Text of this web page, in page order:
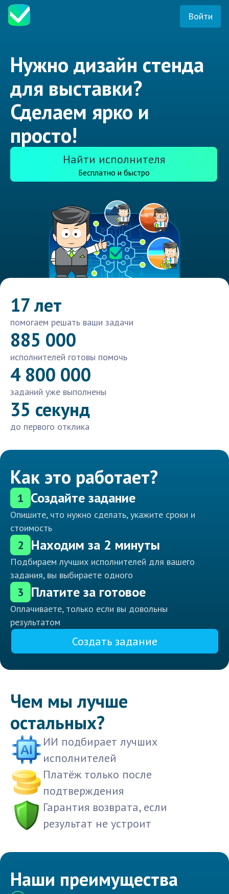
Войти
Нужно дизайн стенда
для выставки?
Сделаем ярко и
просто!
Найти исполнителя
Бесплатно и быстро
17 лет
помогаем решать ваши задачи
885 000
исполнителей готовы помочь
4 800 000
заданий уже выполнены
35 секунд
до первого отклика
Как это работает?
1 Создайте задание
Опишите, что нужно сделать, укажите сроки и
стоимость
2 Находим за 2 минуты
Подбираем лучших исполнителей для вашего
задания, вы выбираете одного
3 Платите за готовое
Оплачиваете, только если вы довольны
результатом
Создать задание
Чем мы лучше
остальных?
ИИ подбирает лучших
исполнителей
Платёж только после
подтверждения
Гарантия возврата, если
результат не устроит
Наши преимущества